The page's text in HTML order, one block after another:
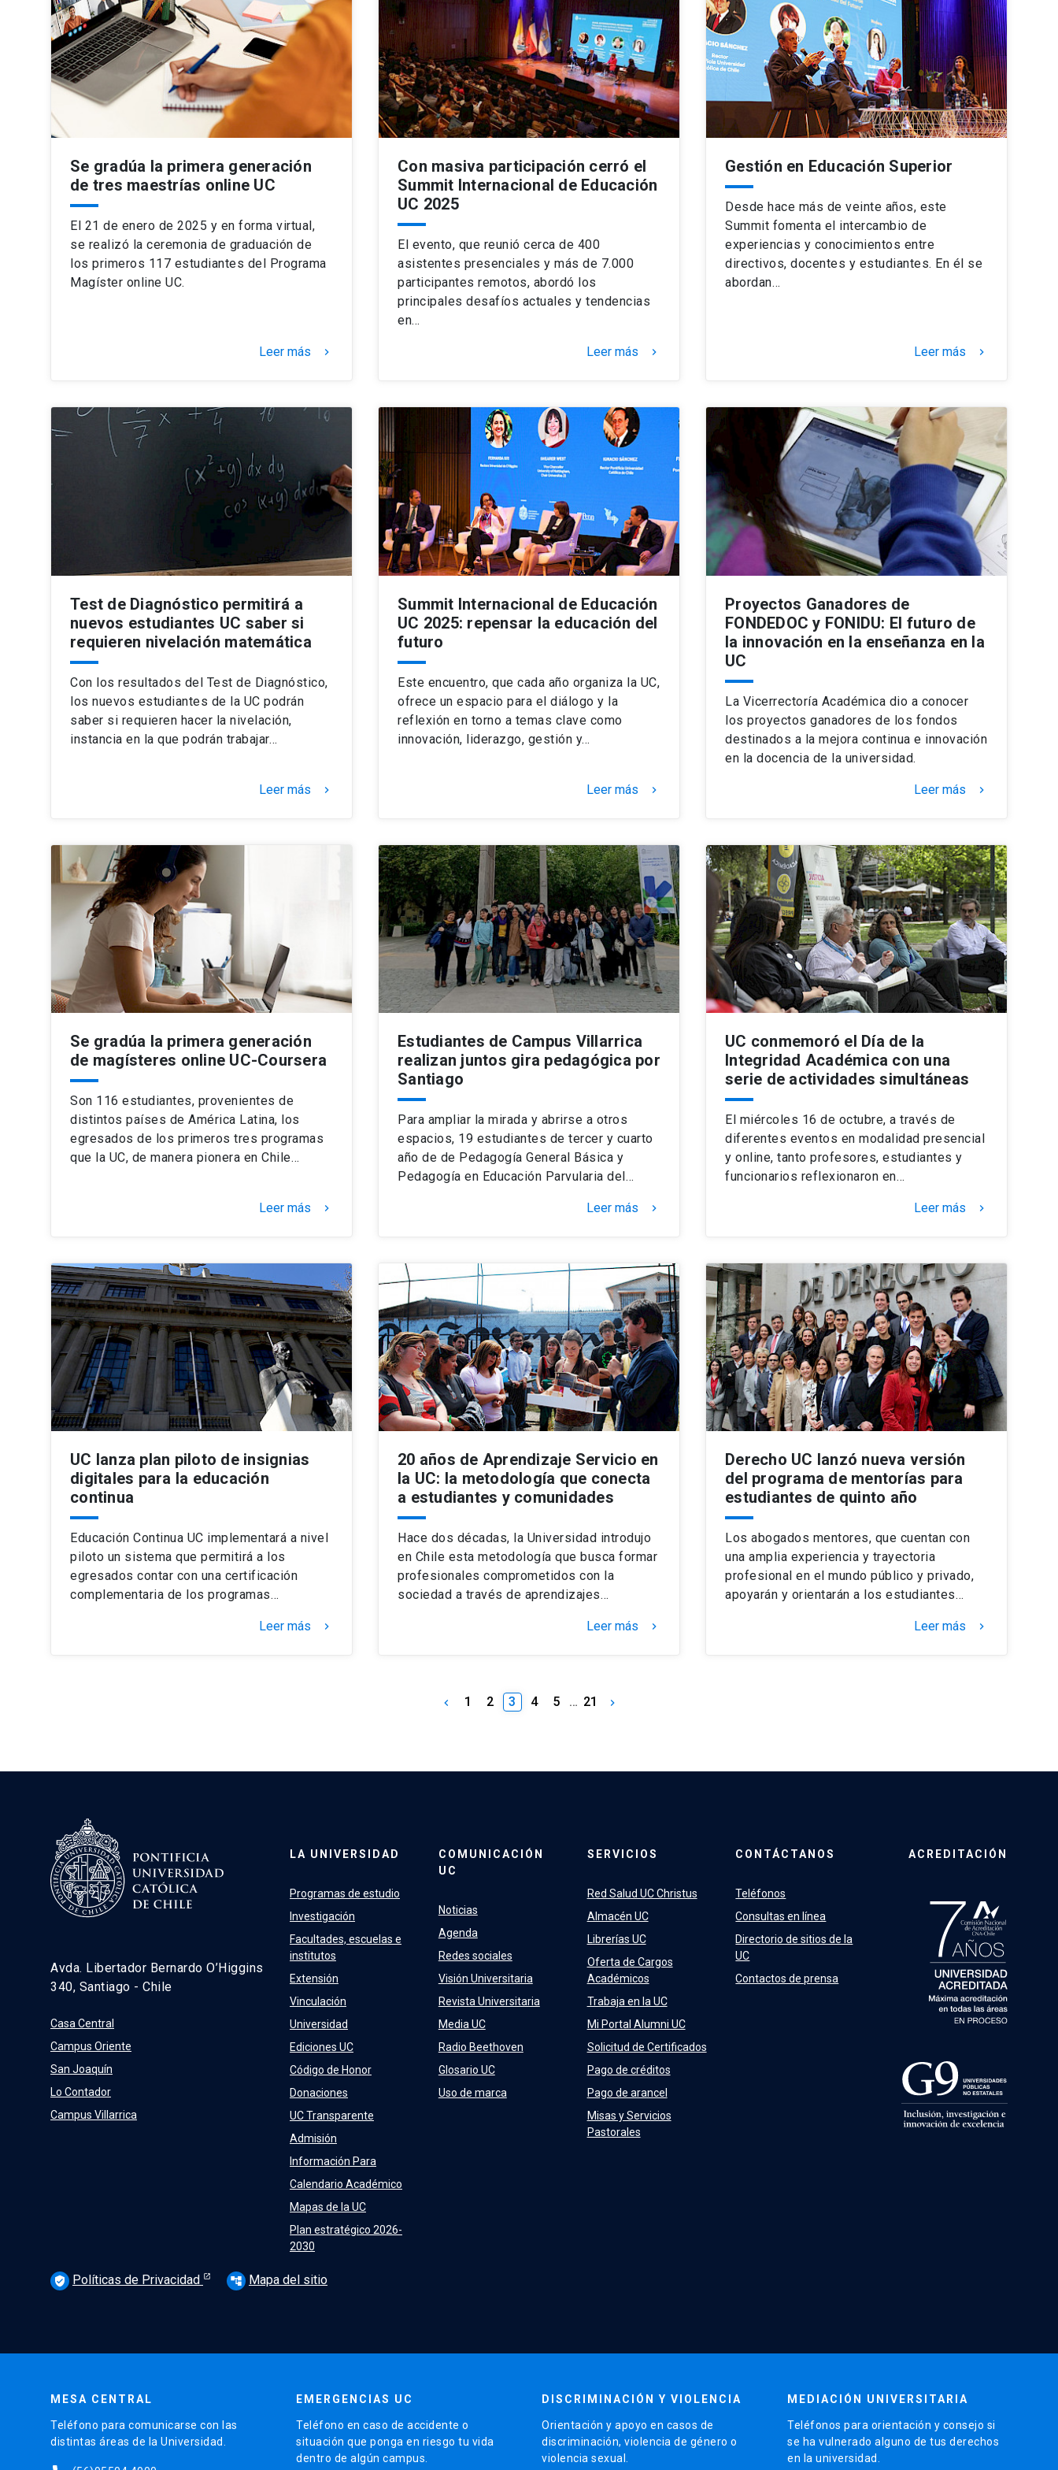
Se gradúa la primera generación
de tres maestrías online UC
El 21 de enero de 2025 y en forma virtual,
se realizó la ceremonia de graduación de
los primeros 117 estudiantes del Programa
Magíster online UC.
Leer más keyboard_arrow_right
Con masiva participación cerró el
Summit Internacional de Educación
UC 2025
El evento, que reunió cerca de 400
asistentes presenciales y más de 7.000
participantes remotos, abordó los
principales desafíos actuales y tendencias
en…
Leer más keyboard_arrow_right
Gestión en Educación Superior
Desde hace más de veinte años, este
Summit fomenta el intercambio de
experiencias y conocimientos entre
directivos, docentes y estudiantes. En él se
abordan…
Leer más keyboard_arrow_right
Test de Diagnóstico permitirá a
nuevos estudiantes UC saber si
requieren nivelación matemática
Con los resultados del Test de Diagnóstico,
los nuevos estudiantes de la UC podrán
saber si requieren hacer la nivelación,
instancia en la que podrán trabajar…
Leer más keyboard_arrow_right
Summit Internacional de Educación
UC 2025: repensar la educación del
futuro
Este encuentro, que cada año organiza la UC,
ofrece un espacio para el diálogo y la
reflexión en torno a temas clave como
innovación, liderazgo, gestión y…
Leer más keyboard_arrow_right
Proyectos Ganadores de
FONDEDOC y FONIDU: El futuro de
la innovación en la enseñanza en la
UC
La Vicerrectoría Académica dio a conocer
los proyectos ganadores de los fondos
destinados a la mejora continua e innovación
en la docencia de la universidad.
Leer más keyboard_arrow_right
Se gradúa la primera generación
de magísteres online UC-Coursera
Son 116 estudiantes, provenientes de
distintos países de América Latina, los
egresados de los primeros tres programas
que la UC, de manera pionera en Chile…
Leer más keyboard_arrow_right
Estudiantes de Campus Villarrica
realizan juntos gira pedagógica por
Santiago
Para ampliar la mirada y abrirse a otros
espacios, 19 estudiantes de tercer y cuarto
año de de Pedagogía General Básica y
Pedagogía en Educación Parvularia del…
Leer más keyboard_arrow_right
UC conmemoró el Día de la
Integridad Académica con una
serie de actividades simultáneas
El miércoles 16 de octubre, a través de
diferentes eventos en modalidad presencial
y online, tanto profesores, estudiantes y
funcionarios reflexionaron en…
Leer más keyboard_arrow_right
UC lanza plan piloto de insignias
digitales para la educación
continua
Educación Continua UC implementará a nivel
piloto un sistema que permitirá a los
egresados contar con una certificación
complementaria de los programas…
Leer más keyboard_arrow_right
20 años de Aprendizaje Servicio en
la UC: la metodología que conecta
a estudiantes y comunidades
Hace dos décadas, la Universidad introdujo
en Chile esta metodología que busca formar
profesionales comprometidos con la
sociedad a través de aprendizajes…
Leer más keyboard_arrow_right
Derecho UC lanzó nueva versión
del programa de mentorías para
estudiantes de quinto año
Los abogados mentores, que cuentan con
una amplia experiencia y trayectoria
profesional en el mundo público y privado,
apoyarán y orientarán a los estudiantes…
Leer más keyboard_arrow_right
keyboard_arrow_left 1 2 3 4 5 … 21 keyboard_arrow_right
Avda. Libertador Bernardo O’Higgins
340, Santiago - Chile
Casa Central
Campus Oriente
San Joaquín
Lo Contador
Campus Villarrica
LA UNIVERSIDAD
Programas de estudio
Investigación
Facultades, escuelas e
institutos
Extensión
Vinculación
Universidad
Ediciones UC
Código de Honor
Donaciones
UC Transparente
Admisión
Información Para
Calendario Académico
Mapas de la UC
Plan estratégico 2026-
2030
COMUNICACIÓN
UC
Noticias
Agenda
Redes sociales
Visión Universitaria
Revista Universitaria
Media UC
Radio Beethoven
Glosario UC
Uso de marca
SERVICIOS
Red Salud UC Christus
Almacén UC
Librerías UC
Oferta de Cargos
Académicos
Trabaja en la UC
Mi Portal Alumni UC
Solicitud de Certificados
Pago de créditos
Pago de arancel
Misas y Servicios
Pastorales
CONTÁCTANOS
Teléfonos
Consultas en línea
Directorio de sitios de la
UC
Contactos de prensa
ACREDITACIÓN
verified_user Políticas de Privacidad account_tree Mapa del sitio
MESA CENTRAL
Teléfono para comunicarse con las
distintas áreas de la Universidad.
EMERGENCIAS UC
Teléfono en caso de accidente o
situación que ponga en riesgo tu vida
dentro de algún campus.
DISCRIMINACIÓN Y VIOLENCIA
Orientación y apoyo en casos de
discriminación, violencia de género o
violencia sexual.
MEDIACIÓN UNIVERSITARIA
Teléfonos para orientación y consejo si
se ha vulnerado alguno de tus derechos
en la universidad.